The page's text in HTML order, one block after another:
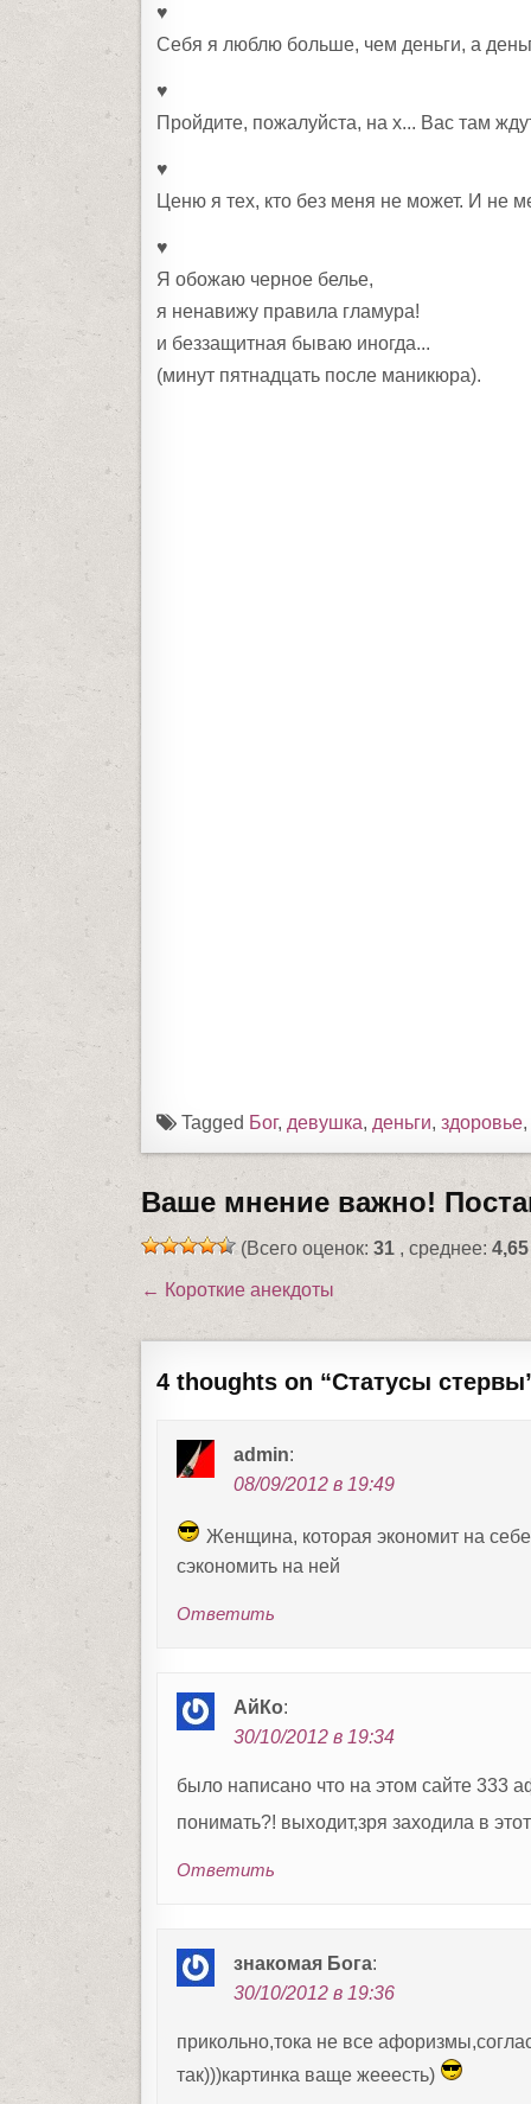
♥
Себя я люблю больше, чем деньги, а
♥
Пройдите, пожалуйста, на х... Вас там
♥
Ценю я тех, кто без меня не может. И не
♥
Я обожаю черное белье,
я ненавижу правила гламура!
и беззащитная бываю иногда...
(минут пятнадцать после маникюра).
Tagged Бог, девушка, деньги,здоровье
Ваше мнение важно!
(Всего оценок:31 , среднее:4,65
Н
а
в
← Короткие анекдоты
4 thoughts on “Статусы стервы
admin:
08/09/2012 в 19:49
Женщина, которая экономит на
сэкономить на ней
Ответить
АйКо:
30/10/2012 в 19:34
было написано что на этом сайте 333
понимать?! выходит,зря заходила в
Ответить
знакомая Бога:
30/10/2012 в 19:36
прикольно,тока не все
так)))картинка ваще жееесть)